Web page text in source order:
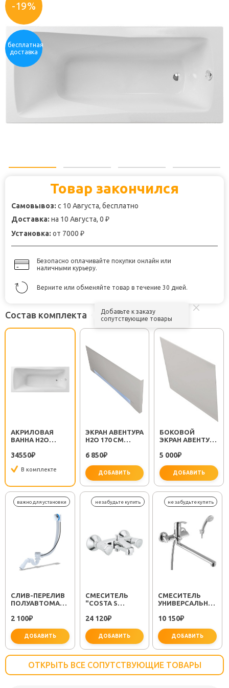
-19%
бесплатная
доставка
Товар закончился
Самовывоз: с 10 Августа, бесплатно
Доставка: на 10 Августа, 0 ₽
Установка: от 7000 ₽
Безопасно оплачивайте покупки онлайн или
наличными курьеру.
Верните или обменяйте товар в течение 30 дней.
Состав комплекта
Добавьте к заказу
сопутствующие товары
АКРИЛОВАЯ
ВАННА H2O
STANDART
34550₽
В комплекте
ЭКРАН АВЕНТУРА
H2O 170 СМ
6 850₽
ДОБАВИТЬ
БОКОВОЙ
ЭКРАН АВЕНТУРА
ЛЕВЫЙ
5 000₽
ДОБАВИТЬ
CЛИВ-ПЕРЕЛИВ
ПОЛУАВТОМАТ
2 100₽
ДОБАВИТЬ
СМЕСИТЕЛЬ
"COSTA S
24 120₽
ДОБАВИТЬ
СМЕСИТЕЛЬ
УНИВЕРСАЛЬНЫЙ
LM1151C"
10 150₽
ДОБАВИТЬ
ОТКРЫТЬ ВСЕ СОПУТСТВУЮЩИЕ ТОВАРЫ